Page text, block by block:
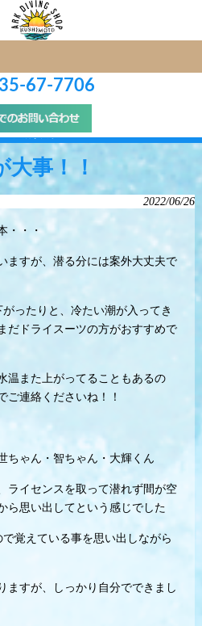
67-7706
> 継続が大事！！
大事！！
2022/06/26
・・・
ますが、潜る分には案外大丈夫で
ったりと、冷たい潮が入ってき
だドライスーツの方がおすすめで
温また上がってることもあるの
ご連絡くださいね！！
ちゃん・智ちゃん・大輝くん
ライセンスを取って潜れず間が空
ら思い出してという感じでした
覚えている事を思い出しながら
ますが、しっかり自分でできまし